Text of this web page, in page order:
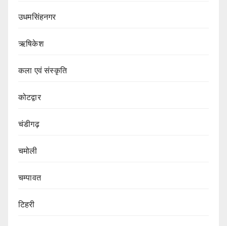
उधमसिंहनगर
ऋषिकेश
कला एवं संस्कृति
कोटद्वार
चंडीगढ़
चमोली
चम्पावत
टिहरी